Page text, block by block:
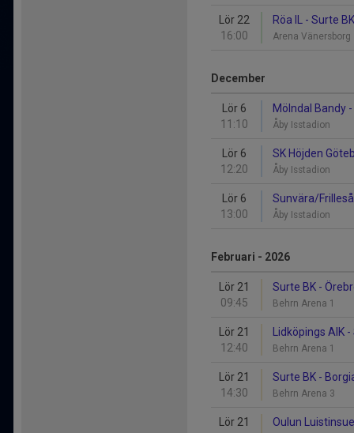
Lör 22
16:00
Röa IL - Surte BK
Arena Vänersborg
December
Lör 6
11:10
Mölndal Bandy
Åby Isstadion
Lör 6
12:20
SK Höjden
Åby Isstadion
Lör 6
13:00
Sunvära/
Åby Isstadion
Februari - 2026
Lör 21
09:45
Surte BK -
Behrn Arena 1
Lör 21
12:40
Lidköpings AIK
Behrn Arena 1
Lör 21
14:30
Surte BK -
Behrn Arena 3
Lör 21
Oulun